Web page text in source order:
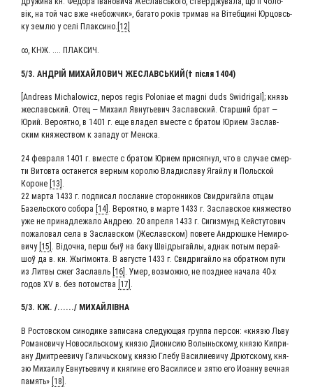
вік, на той час вже «небож­чик», бага­то років три­мав на Вітеб­щині Юрцовсь­
ку зем­лю у селі Плак­си­но. [12]
∞, КНЖ. .... ПЛАКСИЧ.
5/3. АНДРІЙ МИХАЙ­ЛО­ВИЧ ЖЕСЛАВСЬ­КИЙ(† піс­ля 1404)
[Andreas Michalowicz, nepos regis Poloniae et magni duds Swidrigal]; князь
жеславсь­кий. Отец — Миха­ил Явну­тье­вич Заслав­ский. Стар­ший брат —
Юрий. Веро­ят­но, в 1401 г. еще вла­дел вме­сте с бра­том Юри­ем Заслав­
ским кня­же­ством к запа­ду от Менска.
24 фев­ра­ля 1401 г. вме­сте с бра­том Юри­ем при­сяг­нул, что в слу­чае смер­
ти Вито­вта оста­нет­ся вер­ным коро­лю Вла­ди­сла­ву Ягай­лу и Поль­ской
Короне [13]
22 мар­та 1433 г. под­пи­сал посла­ние сто­рон­ни­ков Свид­ри­гай­ла отцам
Базель­ско­го собо­ра [14]
. Веро­ят­но, в мар­те 1433 г. Заслав­ское кня­же­ство
уже не при­над­ле­жа­ло Андрею. 20 апре­ля 1433 г. Сигиз­мунд Кей­с­ту­то­вич
пожа­ло­вал села в Заслав­ском (Жеслав­ском) пове­те Андрюш­ке Неми­ро­
ви­чу [15]
. Відоч­на, перш быў на баку Шві­дры­гай­лы, аднак потым перай­
шоў да в. кн. Жыгі­мон­та. В авгу­сте 1433 г. Свид­ри­гай­ло на обрат­ном пути
из Лит­вы сжег Заславль [16]
. Умер, воз­мож­но, не позд­нее нача­ла 40‑х
годов XV в. без потом­ства [17]
5/3. КЖ. /....../ МИХАЙЛІВНА
В Ростов­ском сино­ди­ке запи­са­на сле­ду­ю­щая груп­па пер­сон: «кня­зю Льву
Рома­но­ви­чу Ново­силь­ско­му, кня­зю Дио­ни­сию Волынь­ско­му, кня­зю Кипри­
а­ну Дмит­ре­еви­чу Галичь­ско­му, кня­зю Гле­бу Васи­ли­е­ви­чу Дрют­ско­му, кня­
зю Миха­и­лу Евну­тье­ви­чу и кня­гине его Васи­ли­се и зятю его Иоан­ну веч­ная
память» [18] .